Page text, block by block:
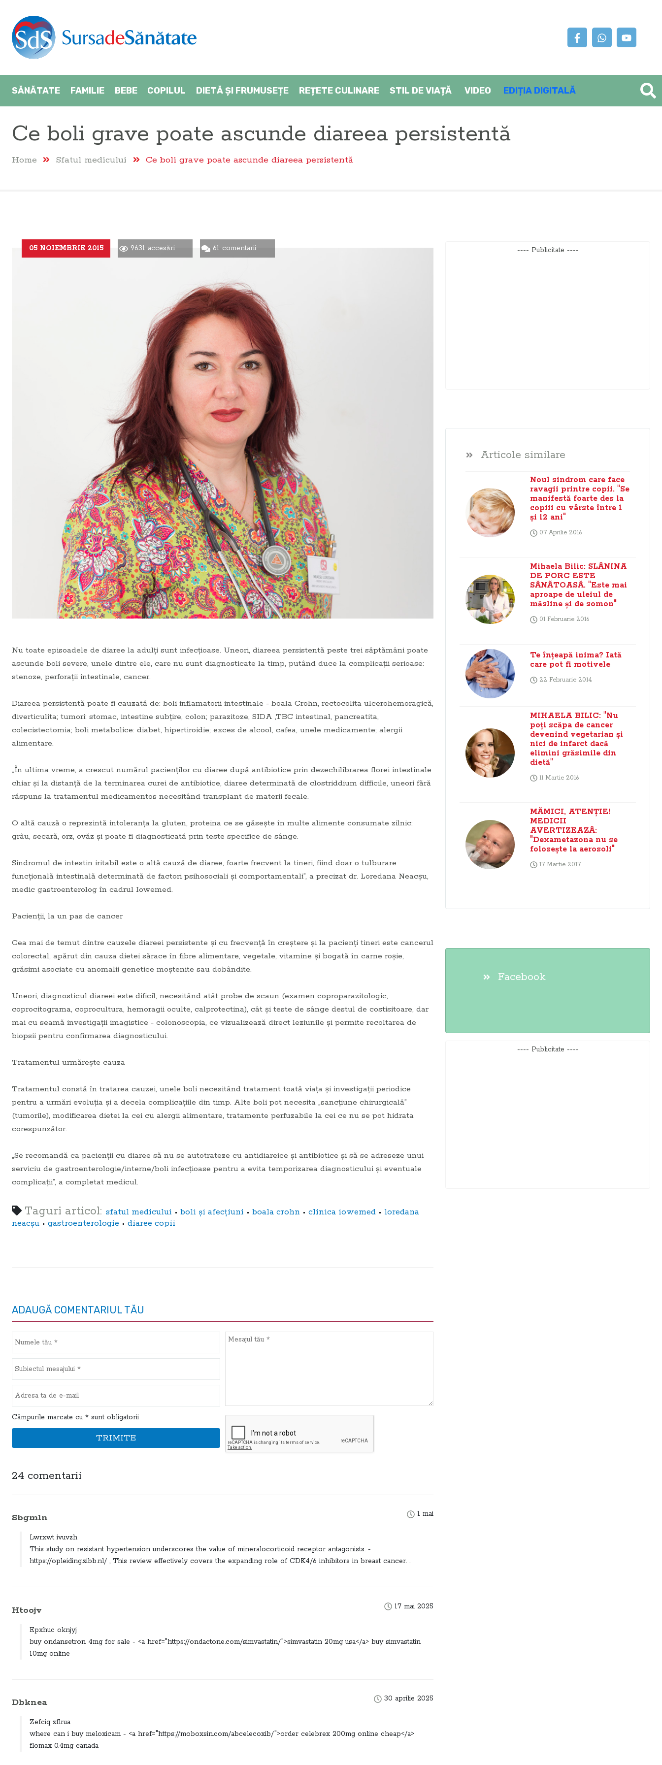
SĂNĂTATE FAMILIE BEBE COPILUL DIETĂ ŞI FRUMUSEȚE REȚETE CULINARE STIL DE VIAȚĂ VIDEO EDIȚIA DIGITALĂ
Ce boli grave poate ascunde diareea persistentă
Home Sfatul medicului Ce boli grave poate ascunde diareea persistentă
05 NOIEMBRIE 2015 9631 accesări 61 comentarii
Nu toate episoadele de diaree la adulţi sunt infecţioase. Uneori, diareea persistentă peste trei săptămâni poate
ascunde boli severe, unele dintre ele, care nu sunt diagnosticate la timp, putând duce la complicaţii serioase:
stenoze, perforaţii intestinale, cancer.
Diareea persistentă poate fi cauzată de: boli inflamatorii intestinale - boala Crohn, rectocolita ulcerohemoragică,
diverticulita; tumori: stomac, intestine subţire, colon; parazitoze, SIDA ,TBC intestinal, pancreatita,
colecistectomia; boli metabolice: diabet, hipertiroidie; exces de alcool, cafea, unele medicamente; alergii
alimentare.
„În ultima vreme, a crescut numărul pacienţilor cu diaree după antibiotice prin dezechilibrarea florei intestinale
chiar şi la distanţă de la terminarea curei de antibiotice, diaree determinată de clostriddium difficile, uneori fără
răspuns la tratamentul medicamentos necesitând transplant de materii fecale.
O altă cauză o reprezintă intoleranţa la gluten, proteina ce se găseşte în multe alimente consumate zilnic:
grâu, secară, orz, ovăz şi poate fi diagnosticată prin teste specifice de sânge.
Sindromul de intestin iritabil este o altă cauză de diaree, foarte frecvent la tineri, fiind doar o tulburare
funcţională intestinală determinată de factori psihosociali şi comportamentali”, a precizat dr. Loredana Neacşu,
medic gastroenterolog în cadrul Iowemed.
Pacienţii, la un pas de cancer
Cea mai de temut dintre cauzele diareei persistente şi cu frecvenţă în creştere şi la pacienţi tineri este cancerul
colorectal, apărut din cauza dietei sărace în fibre alimentare, vegetale, vitamine şi bogată în carne roşie,
grăsimi asociate cu anomalii genetice moştenite sau dobândite.
Uneori, diagnosticul diareei este dificil, necesitând atât probe de scaun (examen coproparazitologic,
coprocitograma, coprocultura, hemoragii oculte, calprotectina), cât şi teste de sânge destul de costisitoare, dar
mai cu seamă investigaţii imagistice - colonoscopia, ce vizualizează direct leziunile şi permite recoltarea de
biopsii pentru confirmarea diagnosticului.
Tratamentul urmăreşte cauza
Tratamentul constă în tratarea cauzei, unele boli necesitând tratament toată viaţa şi investigaţii periodice
pentru a urmări evoluţia şi a decela complicaţiile din timp. Alte boli pot necesita „sancţiune chirurgicală”
(tumorile), modificarea dietei la cei cu alergii alimentare, tratamente perfuzabile la cei ce nu se pot hidrata
corespunzător.
„Se recomandă ca pacienţii cu diaree să nu se autotrateze cu antidiareice şi antibiotice şi să se adreseze unui
serviciu de gastroenterologie/interne/boli infecţioase pentru a evita temporizarea diagnosticului şi eventuale
complicaţii”, a completat medicul.
Taguri articol: sfatul medicului • boli şi afecţiuni • boala crohn • clinica iowemed • loredana
neacşu • gastroenterologie • diaree copii
ADAUGĂ COMENTARIUL TĂU
Câmpurile marcate cu * sunt obligatorii
TRIMITE
24 comentarii
1 mai
Sbgmln
Lwrxwt ivuvzh
This study on resistant hypertension underscores the value of mineralocorticoid receptor antagonists. -
https://opleiding.zibb.nl/ , This review effectively covers the expanding role of CDK4/6 inhibitors in breast cancer. .
17 mai 2025
Htoojv
Epxhuc oknjyj
buy ondansetron 4mg for sale - <a href="https://ondactone.com/simvastatin/">simvastatin 20mg usa</a> buy simvastatin
10mg online
30 aprilie 2025
Dbknea
Zefciq zflrua
where can i buy meloxicam - <a href="https://moboxsin.com/abcelecoxib/">order celebrex 200mg online cheap</a>
flomax 0.4mg canada
---- Publicitate ----
Articole similare
Noul sindrom care face
ravagii printre copii. "Se
manifestă foarte des la
copiii cu vârste între 1
şi 12 ani"
07 Aprilie 2016
Mihaela Bilic: SLĂNINA
DE PORC ESTE
SĂNĂTOASĂ. "Este mai
aproape de uleiul de
măsline şi de somon"
01 Februarie 2016
Te înţeapă inima? Iată
care pot fi motivele
22 Februarie 2014
MIHAELA BILIC: "Nu
poţi scăpa de cancer
devenind vegetarian şi
nici de infarct dacă
elimini grăsimile din
dietă"
11 Martie 2016
MĂMICI, ATENŢIE!
MEDICII
AVERTIZEAZĂ:
"Dexametazona nu se
foloseşte la aerosoli"
17 Martie 2017
Facebook
---- Publicitate ----